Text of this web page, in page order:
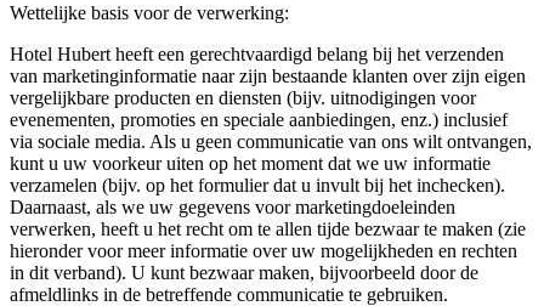
Wettelijke basis voor de verwerking:
Hotel Hubert heeft een gerechtvaardigd belang bij het verzenden
van marketinginformatie naar zijn bestaande klanten over zijn eigen
vergelijkbare producten en diensten (bijv. uitnodigingen voor
evenementen, promoties en speciale aanbiedingen, enz.) inclusief
via sociale media. Als u geen communicatie van ons wilt ontvangen,
kunt u uw voorkeur uiten op het moment dat we uw informatie
verzamelen (bijv. op het formulier dat u invult bij het inchecken).
Daarnaast, als we uw gegevens voor marketingdoeleinden
verwerken, heeft u het recht om te allen tijde bezwaar te maken (zie
hieronder voor meer informatie over uw mogelijkheden en rechten
in dit verband). U kunt bezwaar maken, bijvoorbeeld door de
afmeldlinks in de betreffende communicatie te gebruiken.